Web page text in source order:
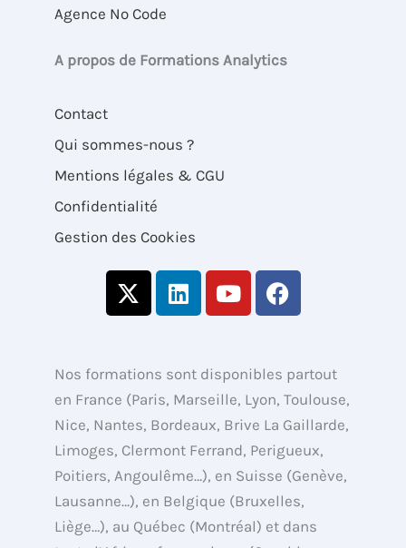
Agence No Code
A propos de Formations Analytics
Contact
Qui sommes-nous ?
Mentions légales & CGU
Confidentialité
Gestion des Cookies
X
-
i
t
t
e
r
L
i
e
d
i
n
Y
o
u
b
e
F
a
b
o
o
k
Nos formations sont disponibles partout
en France (Paris, Marseille, Lyon, Toulouse,
Nice, Nantes, Bordeaux, Brive La Gaillarde,
Limoges, Clermont Ferrand, Perigueux,
Poitiers, Angoulême…), en Suisse (Genève,
Lausanne…), en Belgique (Bruxelles,
Liège…), au Québec (Montréal) et dans